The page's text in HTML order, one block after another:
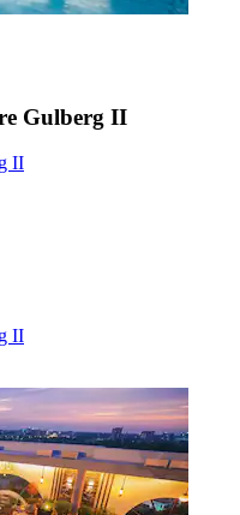
Gulberg II
II
II